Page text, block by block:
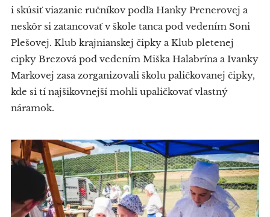
i skúsiť viazanie ručníkov podľa Hanky Prenerovej a
neskôr si zatancovať v škole tanca pod vedením Soni
Plešovej. Klub krajnianskej čipky a Klub pletenej
cipky Brezová pod vedením Miška Halabrína a Ivanky
Markovej zasa zorganizovali školu paličkovanej čipky,
kde si tí najšikovnejší mohli upaličkovať vlastný
náramok.